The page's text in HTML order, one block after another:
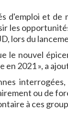
d'emploi et
les
lors du
le nouvel
en 2021 », a
ou de
à ces